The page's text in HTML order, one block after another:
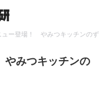
ュー登場！ やみつキッチンのず
みつキッチンの